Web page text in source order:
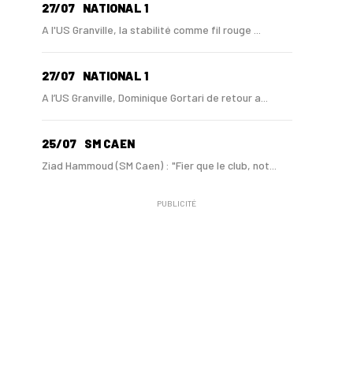
27/07 NATIONAL 1
A l'US Granville, la stabilité comme fil rouge ...
27/07 NATIONAL 1
A l’US Granville, Dominique Gortari de retour a...
25/07 SM CAEN
Ziad Hammoud (SM Caen) : "Fier que le club, not...
SM CAEN - MERCATO
PUBLICITÉ